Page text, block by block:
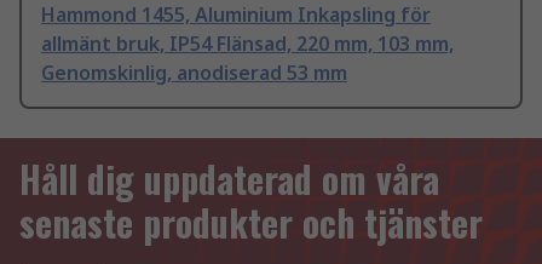
Hammond 1455, Aluminium Inkapsling för
allmänt bruk, IP54 Flänsad, 220 mm, 103 mm,
Genomskinlig, anodiserad 53 mm
Håll dig uppdaterad om våra
senaste produkter och tjänster